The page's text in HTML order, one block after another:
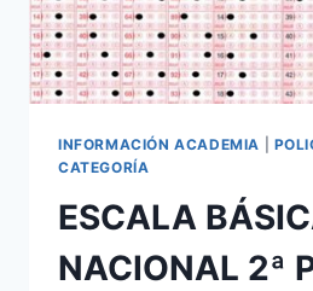
2024
INFORMACIÓN ACADEMIA
CATEGORÍA
ESCALA
NACIONAL 2ª